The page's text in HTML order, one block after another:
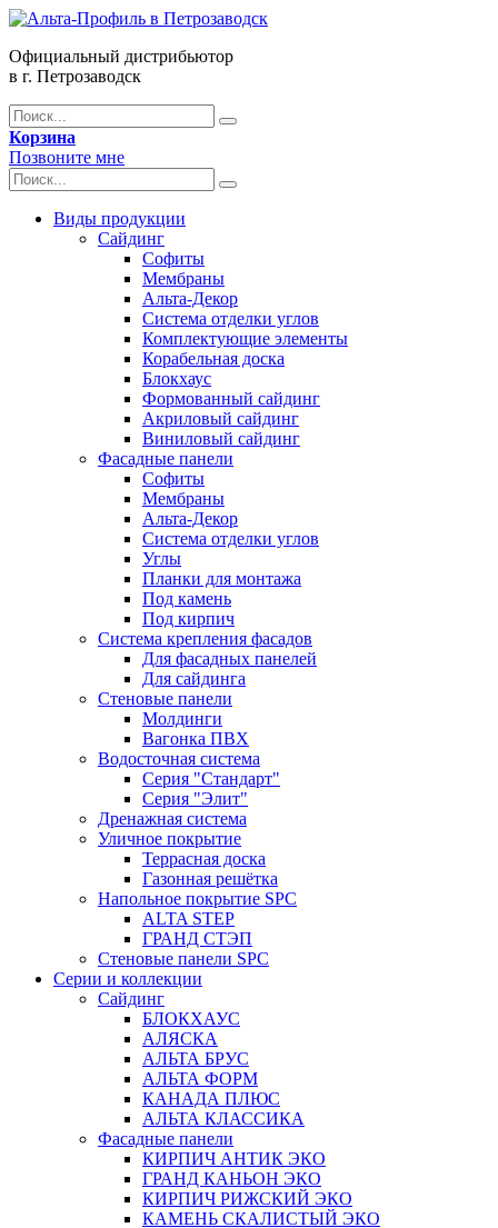
Официальный дистрибьютор
в г. Петрозаводск
Корзина
Позвоните мне
Виды продукции
Сайдинг
Софиты
Мембраны
Альта-Декор
Система отделки углов
Комплектующие элементы
Корабельная доска
Блокхаус
Формованный сайдинг
Акриловый сайдинг
Виниловый сайдинг
Фасадные панели
Софиты
Мембраны
Альта-Декор
Система отделки углов
Углы
Планки для монтажа
Под камень
Под кирпич
Система крепления фасадов
Для фасадных панелей
Для сайдинга
Стеновые панели
Молдинги
Вагонка ПВХ
Водосточная система
Серия "Стандарт"
Серия "Элит"
Дренажная система
Уличное покрытие
Террасная доска
Газонная решётка
Напольное покрытие SPC
ALTA STEP
ГРАНД СТЭП
Стеновые панели SPC
Серии и коллекции
Сайдинг
БЛОКХАУС
АЛЯСКА
АЛЬТА БРУС
АЛЬТА ФОРМ
КАНАДА ПЛЮС
АЛЬТА КЛАССИКА
Фасадные панели
КИРПИЧ АНТИК ЭКО
ГРАНД КАНЬОН ЭКО
КИРПИЧ РИЖСКИЙ ЭКО
КАМЕНЬ СКАЛИСТЫЙ ЭКО